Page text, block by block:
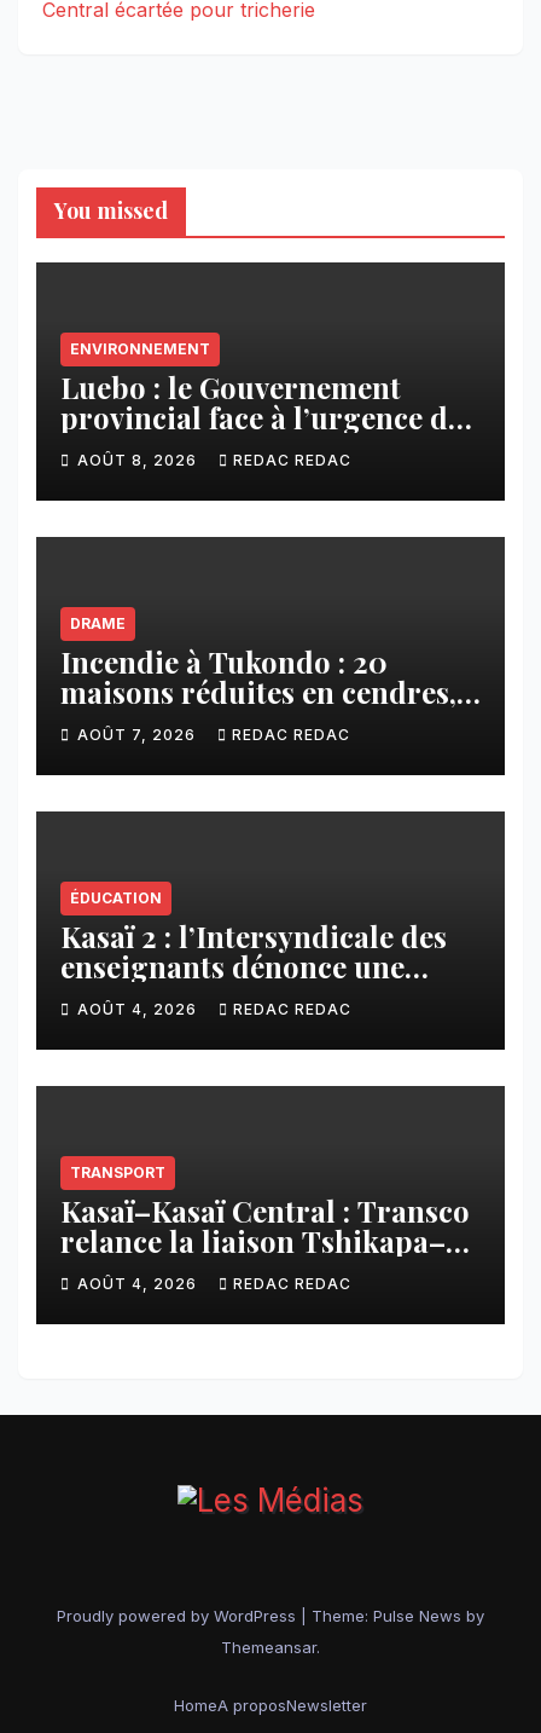
Central écartée pour tricherie
You missed
ENVIRONNEMENT
Luebo : le Gouvernement
provincial face à l’urgence des
érosions qui menacent la cité
AOÛT 8, 2026 REDAC REDAC
DRAME
Incendie à Tukondo : 20
maisons réduites en cendres,
plusieurs familles sans abri
AOÛT 7, 2026 REDAC REDAC
ÉDUCATION
Kasaï 2 : l’Intersyndicale des
enseignants dénonce une
contribution financière
imposée aux écoles de la
CNCA
AOÛT 4, 2026 REDAC REDAC
TRANSPORT
Kasaï–Kasaï Central : Transco
relance la liaison Tshikapa–
Tshiamu pour faciliter les
échanges
AOÛT 4, 2026 REDAC REDAC
Proudly powered by WordPress Theme: Pulse News by
Themeansar.
HomeA proposNewsletter